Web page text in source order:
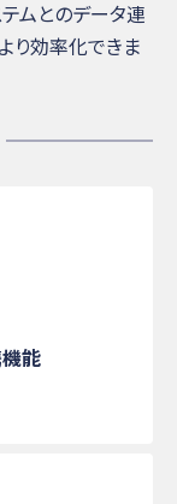
テムとのデータ連
り効率化できま
能